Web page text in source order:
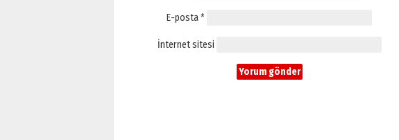
E-posta*
İnternet sitesi